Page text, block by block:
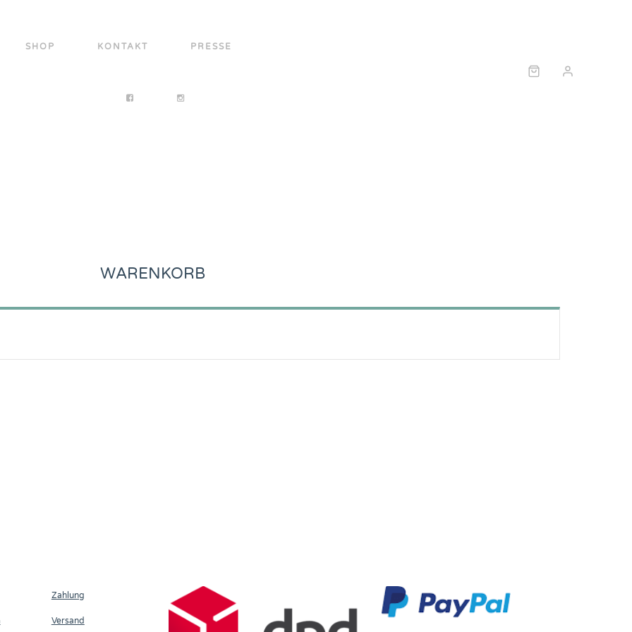
SHOP KONTAKT PRESSE
WARENKORB
Zahlung
Versand